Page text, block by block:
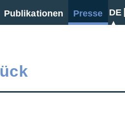
Publikationen Presse DE